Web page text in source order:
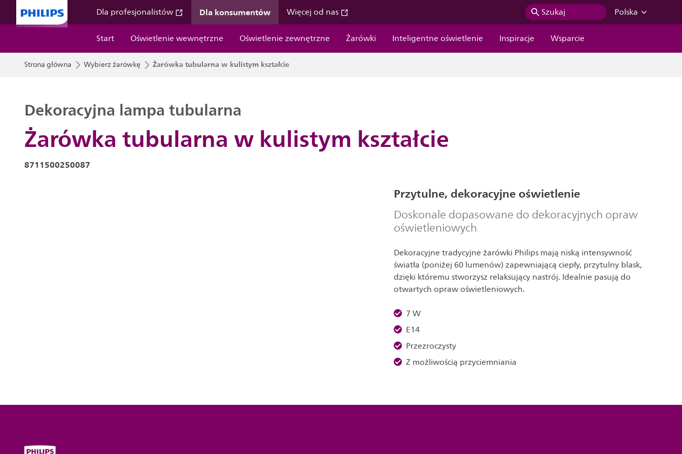
Dla profesjonalistów Dla konsumentów Więcej od nas Szukaj
Polska
Start
Oświetlenie wewnętrzne Oświetlenie zewnętrzne Żarówki Inteligentne oświetlenie Inspiracje Wsparcie
Strona główna Wybierz żarówkę Żarówka tubularna w kulistym kształcie
Żarówka tubularna w kulistym kształcie
Dekoracyjna lampa tubularna
8711500250087
Przytulne, dekoracyjne oświetlenie
Doskonale dopasowane do dekoracyjnych opraw
oświetleniowych
Dekoracyjne tradycyjne żarówki Philips mają niską intensywność
światła (poniżej 60 lumenów) zapewniającą ciepły, przytulny blask,
dzięki któremu stworzysz relaksujący nastrój. Idealnie pasują do
otwartych opraw oświetleniowych.
7 W
E14
Przezroczysty
Z możliwością przyciemniania